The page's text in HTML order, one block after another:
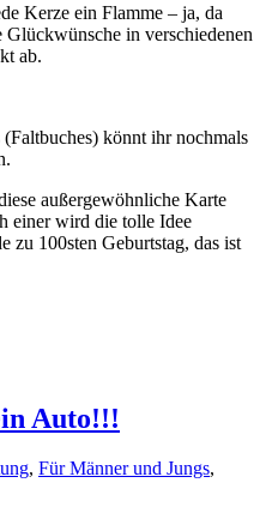
Kerze ein Flamme – ja, da
in verschiedenen
ab.
könnt ihr nochmals
außergewöhnliche Karte
einer wird die tolle Idee
zu 100sten Geburtstag, das ist
Auto!!!
, Für Männer und Jungs,